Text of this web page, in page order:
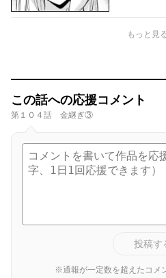
もっと見
この話への応援コメント
第１０４話 金継ぎ③
投稿す
※通報が一定数を超えたコメ